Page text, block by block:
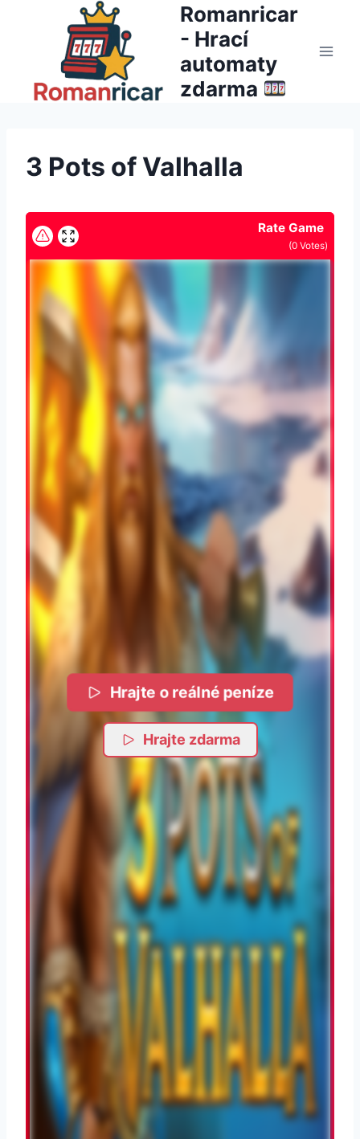
Romanricar
- Hrací
automaty
zdarma
3 Pots of Valhalla
Rate Game
(0 Votes)
Hrajte o reálné peníze
Hrajte zdarma